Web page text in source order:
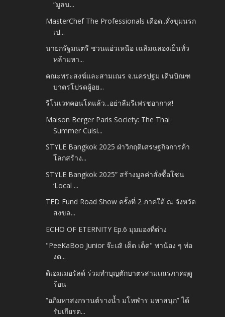
“มูลน...
MasterChef The Professionals เดือด..ดั่งขุมนรก
เป...
นายกรัฐมนตรี ชวนแอ่วเหนือ เฉลิมฉลองเย็นทั่ว
หล้ามหา...
คณะพระสงฆ์และสามเณร จ.นครปฐม เดินบิณฑ
บาตรโปรดผู้อย...
รีโนเวทคอนโดแล้ว...อย่าลืมรีเฟรชอากาศ!
Maison Berger Paris Society: The Thai
Summer Cuisi...
STYLE Bangkok 2025 ฝ่าวิกฤติเศรษฐกิจการค้า
โลกสร้าง...
STYLE Bangkok 2025” สร้างมูลค่าสั่งซื้อโซน
‘Local ...
TED Fund Road Show ครั้งที่ 2 ภาคใต้ ณ จังหวัด
สงขล...
ECHO OF ETERNITY Ep.6 มุมมองที่ต่าง
"PeeKaBoo Junior จ๊ะเอ๋! เด็ด เด็ด" พาน้อง ๆ ท่อ
งด...
ดิเอมเมอรัลด์ ร่วมทำบุญตักบาตรสามเณรภาคฤดู
ร้อน
“อภิมหาสงกรานต์รางน้ำ มโหฬาร มหาสนุก” ได้
รับเกียรต...